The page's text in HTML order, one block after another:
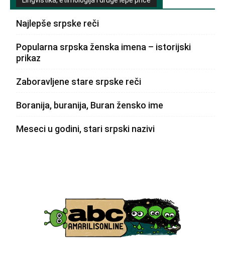
Najlepše srpske reči
Popularna srpska ženska imena – istorijski
prikaz
Zaboravljene stare srpske reči
Boranija, buranija, Buran žensko ime
Meseci u godini, stari srpski nazivi